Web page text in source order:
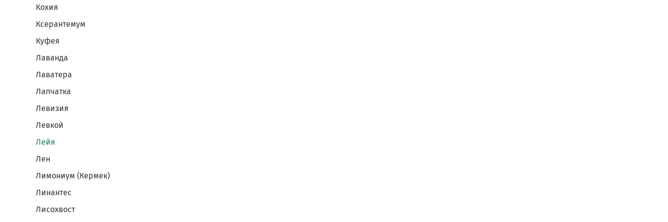
Кохия
Ксерантемум
Куфея
Лаванда
Лаватера
Лапчатка
Левизия
Левкой
Лейя
Лен
Лимониум (Кермек)
Линантес
Лисохвост